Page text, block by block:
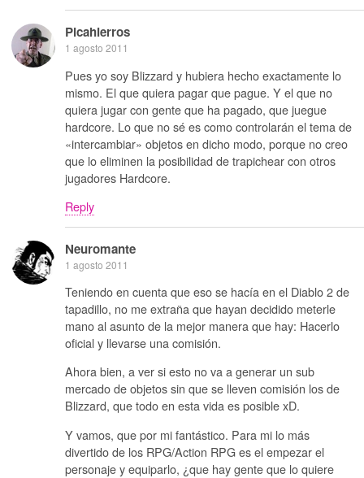
Picahierros
1 agosto 2011
Pues yo soy Blizzard y hubiera hecho exactamente lo
mismo. El que quiera pagar que pague. Y el que no
quiera jugar con gente que ha pagado, que juegue
hardcore. Lo que no sé es como controlarán el tema de
«intercambiar» objetos en dicho modo, porque no creo
que lo eliminen la posibilidad de trapichear con otros
jugadores Hardcore.
Reply
Neuromante
1 agosto 2011
Teniendo en cuenta que eso se hacía en el Diablo 2 de
tapadillo, no me extraña que hayan decidido meterle
mano al asunto de la mejor manera que hay: Hacerlo
oficial y llevarse una comisión.
Ahora bien, a ver si esto no va a generar un sub
mercado de objetos sin que se lleven comisión los de
Blizzard, que todo en esta vida es posible xD.
Y vamos, que por mi fantástico. Para mi lo más
divertido de los RPG/Action RPG es el empezar el
personaje y equiparlo, ¿que hay gente que lo quiere